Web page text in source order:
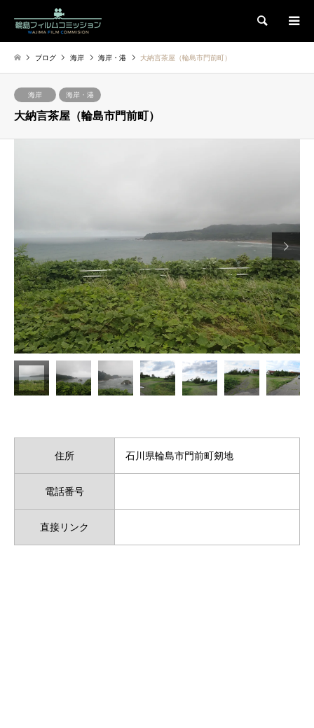
検索
ブログ 海岸 海岸・港 大納言茶屋（輪島市門前町）
海岸 海岸・港
大納言茶屋（輪島市門前町）

住所 石川県輪島市門前町剱地
電話番号
直接リンク